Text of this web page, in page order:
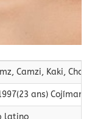
Camzi, Kaki,
ans) Cojímar, La